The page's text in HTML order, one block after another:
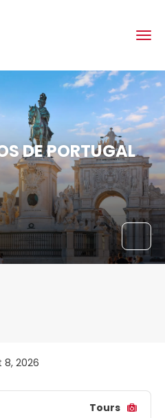
DE PORTUGAL
8, 2026
Tours